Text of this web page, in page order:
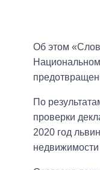
Об этом
По
проверки
2020 год
недвижимости